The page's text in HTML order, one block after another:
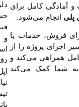
آمادگی کامل برای
پلی انجام می‌شود.
فروش، خدمات یا
اجرای پروژه را از
همراهی می‌کند و
به شما کمک می‌کند
و